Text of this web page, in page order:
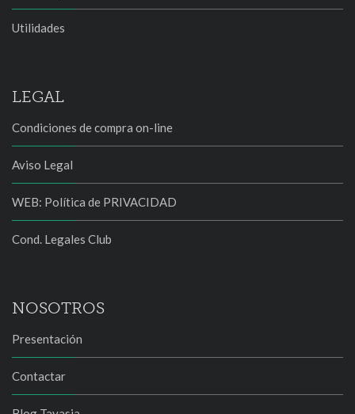
Utilidades
LEGAL
Condiciones de compra on-line
Aviso Legal
WEB: Política de PRIVACIDAD
Cond. Legales Club
NOSOTROS
Presentación
Contactar